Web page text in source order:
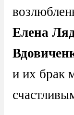
Елена
и их брак